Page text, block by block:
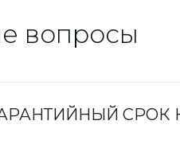
вопросы
СРОК